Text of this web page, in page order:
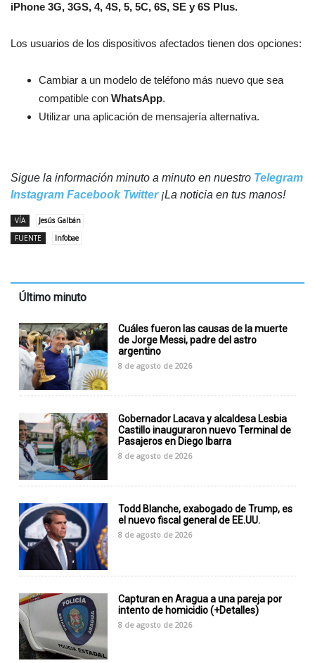
iPhone 3G, 3GS, 4, 4S, 5, 5C, 6S, SE y 6S Plus.
Los usuarios de los dispositivos afectados tienen dos opciones:
Cambiar a un modelo de teléfono más nuevo que sea
compatible con WhatsApp.
Utilizar una aplicación de mensajería alternativa.
Sigue la información minuto a minuto en nuestro Telegram
Instagram Facebook Twitter¡La noticia en tus manos!
VÍA
Jesús Galbán
FUENTE
Infobae
Último minuto
Cuáles fueron las causas de la muerte
de Jorge Messi, padre del astro
argentino
8 de agosto de 2026
Gobernador Lacava y alcaldesa Lesbia
Castillo inauguraron nuevo Terminal de
Pasajeros en Diego Ibarra
8 de agosto de 2026
Todd Blanche, exabogado de Trump, es
el nuevo fiscal general de EE.UU.
8 de agosto de 2026
Capturan en Aragua a una pareja por
intento de homicidio (+Detalles)
8 de agosto de 2026